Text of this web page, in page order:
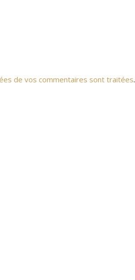
de vos commentaires sont traitées.